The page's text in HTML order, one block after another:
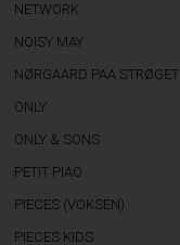
NETWORK
NOISY MAY
NØRGAARD PAA STRØGET
ONLY
ONLY & SONS
PETIT PIAO
PIECES (VOKSEN)
PIECES KIDS